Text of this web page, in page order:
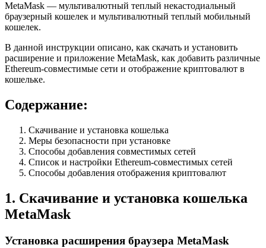
MetaMask — мультивалютный теплый некастодиальный
браузерный кошелек и мультивалютный теплый мобильный
кошелек.
В данной инструкции описано, как скачать и установить
расширение и приложение MetaMask, как добавить различные
Ethereum-совместимые сети и отображение криптовалют в
кошельке.
Содержание:
Скачивание и установка кошелька
Меры безопасности при установке
Способы добавления совместимых сетей
Список и настройки Ethereum-совместимых сетей
Способы добавления отображения криптовалют
1. Скачивание и установка кошелька
MetaMask
Установка расширения браузера MetaMask